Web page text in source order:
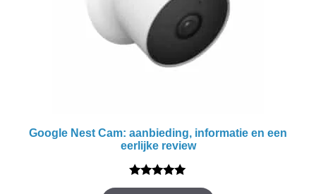
Google Nest Cam: aanbieding, informatie en een
eerlijke review
5.00van 5